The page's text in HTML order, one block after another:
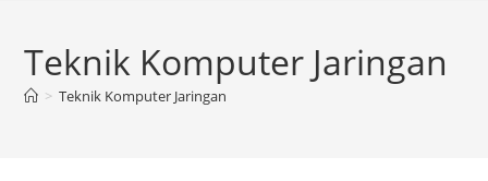
Teknik Komputer Jaringan
> Teknik Komputer Jaringan